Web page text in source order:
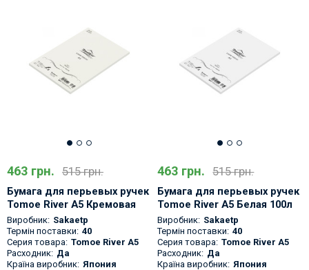
463 грн. 515 грн.
Бумага для перьевых ручек
Tomoe River A5 Кремовая
100л
Виробник: Sakaetp
Термін поставки: 40
Серия товара: Tomoe River A5
Расходник: Да
Країна виробник: Япония
463 грн. 515 грн.
Бумага для перьевых ручек
Tomoe River A5 Белая 100л
Виробник: Sakaetp
Термін поставки: 40
Серия товара: Tomoe River A5
Расходник: Да
Країна виробник: Япония